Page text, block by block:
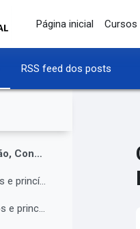
Página inicial
Cursos
RSS feed dos posts
Núcleo de Atendimento às Pessoas com Necessidades Educacionais Específicas (NAPNE)
Módulo 2: Legislação, Conceitos e princípios da educação inclusiva.
Legislação, conceitos e princípios da educação inclusiva.
Legislação, Conceitos e princípios da educação inclusiva (parte 2)